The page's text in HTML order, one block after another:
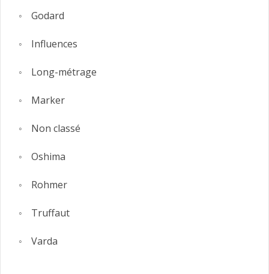
Godard
Influences
Long-métrage
Marker
Non classé
Oshima
Rohmer
Truffaut
Varda